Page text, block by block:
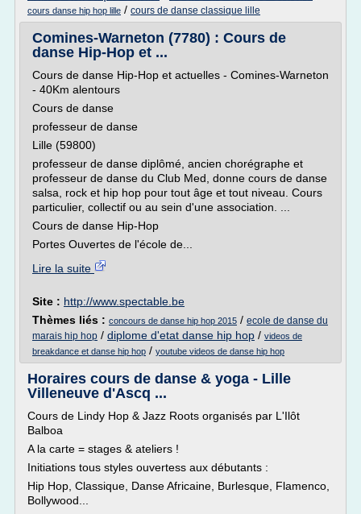
cours danse hip hop lille / cours de danse classique lille
Comines-Warneton (7780) : Cours de
danse Hip-Hop et ...
Cours de danse Hip-Hop et actuelles - Comines-Warneton
- 40Km alentours
Cours de danse
professeur de danse
Lille (59800)
professeur de danse diplômé, ancien chorégraphe et
professeur de danse du Club Med, donne cours de danse
salsa, rock et hip hop pour tout âge et tout niveau. Cours
particulier, collectif ou au sein d'une association. ...
Cours de danse Hip-Hop
Portes Ouvertes de l'école de...
Lire la suite
Site : http://www.spectable.be
Thèmes liés : concours de danse hip hop 2015 / ecole de danse du
marais hip hop / diplome d'etat danse hip hop / videos de
breakdance et danse hip hop / youtube videos de danse hip hop
Horaires cours de danse & yoga - Lille
Villeneuve d'Ascq ...
Cours de Lindy Hop & Jazz Roots organisés par L'Ilôt
Balboa
A la carte = stages & ateliers !
Initiations tous styles ouvertess aux débutants :
Hip Hop, Classique, Danse Africaine, Burlesque, Flamenco,
Bollywood...